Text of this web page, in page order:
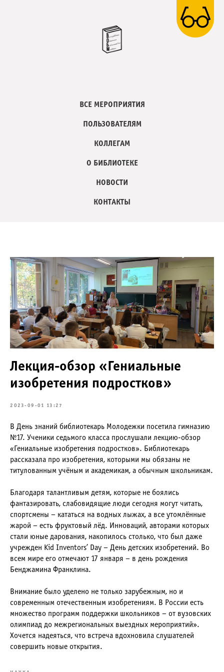
ВСЕ МЕРОПРИЯТИЯ
ПОЛЬЗОВАТЕЛЯМ
КОЛЛЕГАМ
О БИБЛИОТЕКЕ
НОВОСТИ
КОНТАКТЫ
Лекция-обзор «Гениальные
изобретения подростков»
2023-09-01 13:27
В День знаний библиотекарь Молодежки посетила гимназию
№17. Ученики седьмого класса прослушали лекцию-обзор
«Гениальные изобретения подростков». Библиотекарь
рассказала про изобретения, которыми мы обязаны не
титулованным учёным и академикам, а обычным школьникам.
Благодаря талантливым детям, которые не боялись
фантазировать, слабовидящие люди сегодня могут читать,
спортсмены – кататься на водных лыжах, а все утомлённые
жарой – есть фруктовый лёд. Инноваций, авторами которых
стали юные дарования, накопилось столько, что был даже
учрежден Kid Inventors’ Day – День детских изобретений. Во
всем мире его отмечают 17 января – в день рождения
Бенджамина Франклина.
Внимание было уделено не только зарубежным, но и
современным отечественным изобретениям. В России есть
множество программ поддержки школьников – от вузовских
олимпиад до межрегиональных выездных мероприятий».
Хочется надеяться, что встреча вдохновила слушателей
совершить новые открытия.